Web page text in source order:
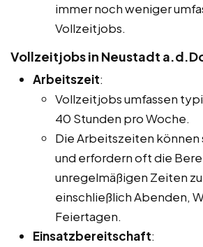
immer noch weniger
Vollzeitjobs.
Vollzeitjobs in Neustadt
Arbeitszeit:
Vollzeitjobs umfassen
40 Stunden pro Woche.
Die Arbeitszeiten können
und erfordern oft die
unregelmäßigen Zeiten
einschließlich Abenden,
Feiertagen.
Einsatzbereitschaft: